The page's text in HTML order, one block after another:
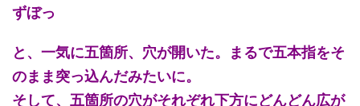
ずぼっ
と、一気に五箇所、穴が開いた。まるで五本指をそ
のまま突っ込んだみたいに。
そして、五箇所の穴がそれぞれ下方にどんどん広が